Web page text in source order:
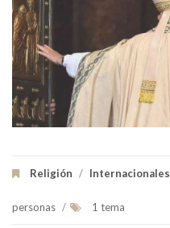
Religión / Internacionales
personas / 1 tema